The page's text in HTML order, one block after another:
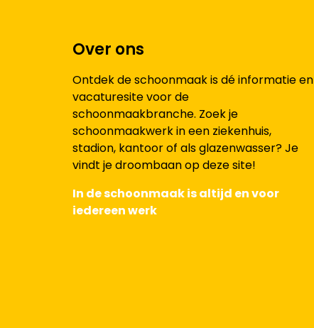
Over ons
Ontdek de schoonmaak is dé informatie en
vacaturesite voor de
schoonmaakbranche. Zoek je
schoonmaakwerk in een ziekenhuis,
stadion, kantoor of als glazenwasser? Je
vindt je droombaan op deze site!
In de schoonmaak is altijd en voor
iedereen werk